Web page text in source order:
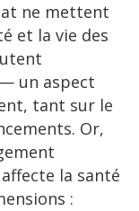
ne mettent
et la vie des
un aspect
tant sur le
Or,
la santé
: